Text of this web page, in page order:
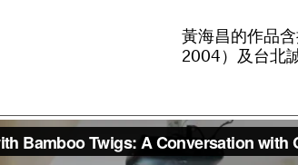
黃海昌的作品含
2004） 及台北